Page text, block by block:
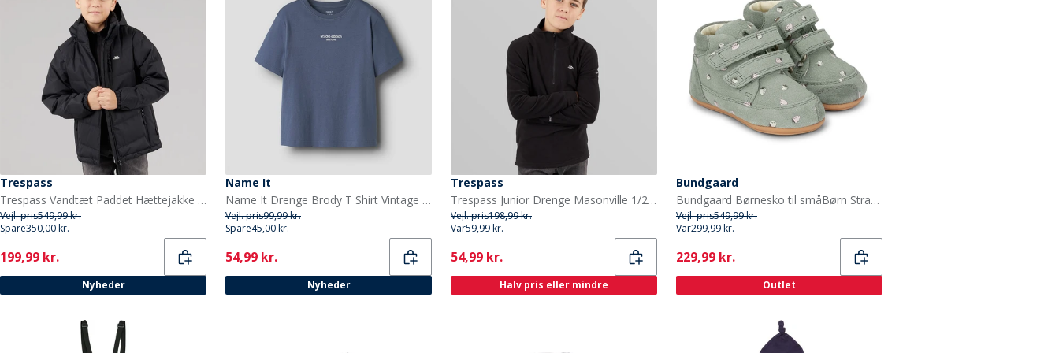
Trespass
Trespass Vandtæt Paddet Hættejakke til Drenge Figo Sort
Vejl. pris549,99 kr.
Spare350,00 kr.
Current
199,99 kr.
Nyheder
Name It
Name It Drenge Brody T Shirt Vintage Indigo
Vejl. pris99,99 kr.
Spare45,00 kr.
Current
54,99 kr.
Nyheder
Trespass
Trespass Junior Drenge Masonville 1/2 Lynlås Mikro Fleece Sort
Vejl. pris198,99 kr.
Var59,99 kr.
Current
54,99 kr.
Halv pris eller mindre
Bundgaard
Bundgaard Børnesko til småBørn Strawberries
Vejl. pris549,99 kr.
Var299,99 kr.
Current
229,99 kr.
Outlet